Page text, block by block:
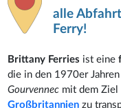
alle
Ferry!
Brittany Ferries ist eine
die in den 1970er
Gourvennec mit dem Ziel
Großbritannien zu